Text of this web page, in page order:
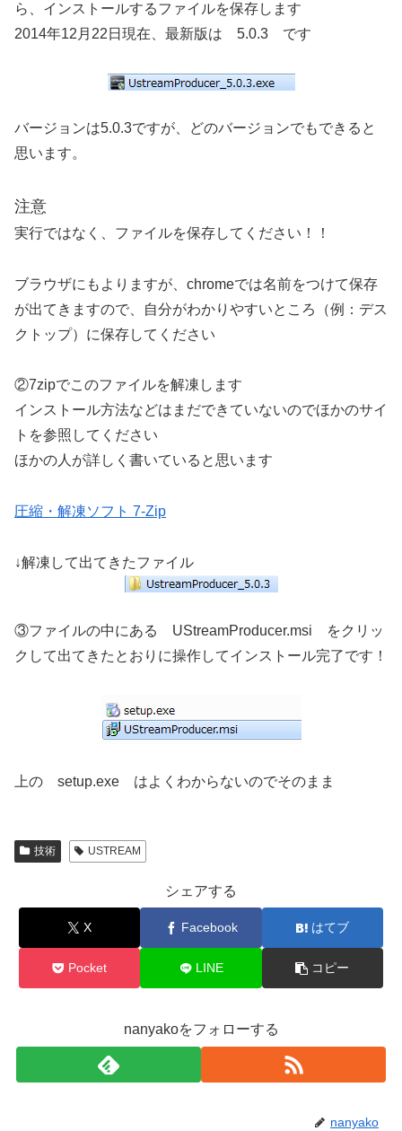
ら、インストールするファイルを保存します
2014年12月22日現在、最新版は 5.0.3 です
バージョンは5.0.3ですが、どのバージョンでもできると
思います。
注意
実行ではなく、ファイルを保存してください！！
ブラウザにもよりますが、chromeでは名前をつけて保存
が出てきますので、自分がわかりやすいところ（例：デス
クトップ）に保存してください
②7zipでこのファイルを解凍します
インストール方法などはまだできていないのでほかのサイ
トを参照してください
ほかの人が詳しく書いていると思います
圧縮・解凍ソフト 7-Zip
↓解凍して出てきたファイル
③ファイルの中にある UStreamProducer.msi をクリッ
クして出てきたとおりに操作してインストール完了です！
上の setup.exe はよくわからないのでそのまま
技術 USTREAM
シェアする
X Facebook はてブ
Pocket LINE コピー
nanyakoをフォローする
nanyako